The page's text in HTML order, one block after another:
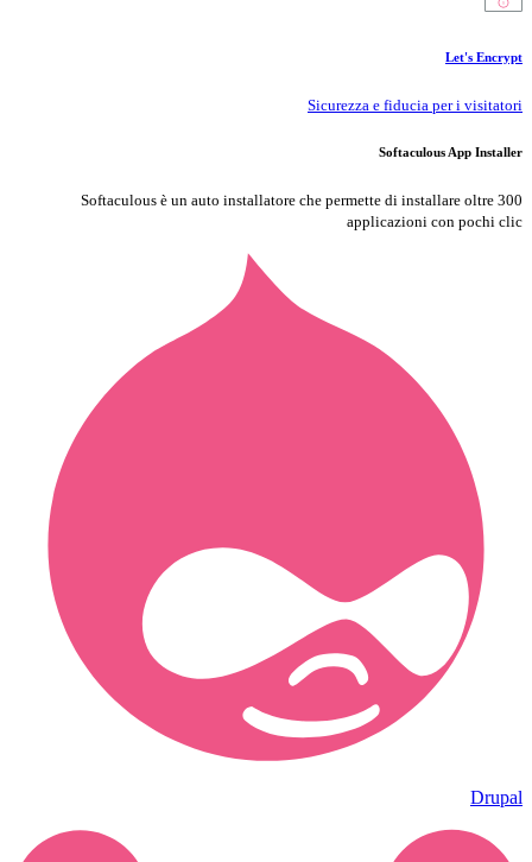
Let's Encrypt
Sicurezza e fiducia per i visitatori
Softaculous App Installer
Softaculous è un auto installatore che permette di installare oltre 300
applicazioni con pochi clic
Drupal